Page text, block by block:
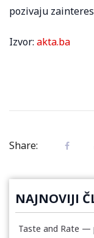
pozivaju
Izvor: akta.ba
Share:
NAJNOVIJI
Taste and Rate —